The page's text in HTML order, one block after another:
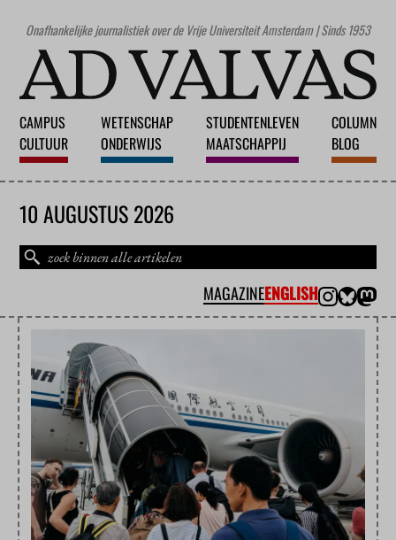
Onafhankelijke journalistiek over de Vrije Universiteit Amsterdam | Sinds 1953
CAMPUS
CULTUUR
WETENSCHAP
ONDERWIJS
STUDENTENLEVEN
MAATSCHAPPIJ
COLUMN
BLOG
10 AUGUSTUS 2026
MAGAZINEENGLISH